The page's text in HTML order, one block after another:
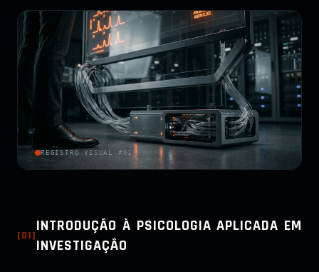
REGISTRO VISUAL #01
[01]
INTRODUÇÃO À PSICOLOGIA APLICADA EM
INVESTIGAÇÃO